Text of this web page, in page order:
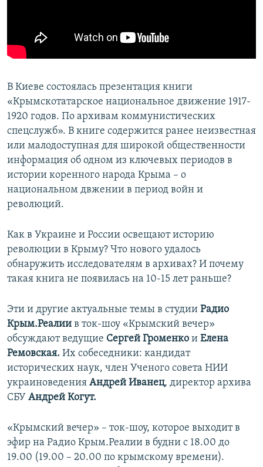
КРЫМ.НЕПОКОРЕННЫЙ
ELIFBE
Все сайты RFE/RL
В Киеве состоялась презентация книги
«Крымскотатарское национальное движение 1917-
1920 годов. По архивам коммунистических
спецслужб». В книге содержится ранее неизвестная
или малодоступная для широкой общественности
информация об одном из ключевых периодов в
истории коренного народа Крыма – о
национальном двжении в период войн и
революций.
Как в Украине и России освещают историю
революции в Крыму? Что нового удалось
обнаружить исследователям в архивах? И почему
такая книга не появилась на 10-15 лет раньше?
Эти и другие актуальные темы в студии Радио
Крым.Реалии в ток-шоу «Крымский вечер»
обсуждают ведущие Сергей Громенко и Елена
Ремовская. Их собеседники: кандидат
исторических наук, член Ученого совета НИИ
украиноведения Андрей Иванец, директор архива
СБУ Андрей Когут.
«Крымский вечер» – ток-шоу, которое выходит в
эфир на Радио Крым.Реалии в будни с 18.00 до
19.00 (19.00 – 20.00 по крымскому времени).